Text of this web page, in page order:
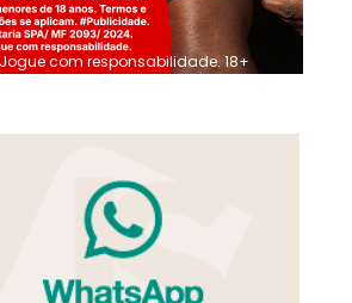
Jogue com responsabilidade. 18+